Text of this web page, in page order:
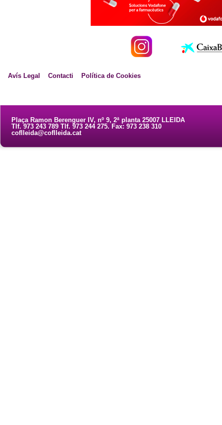
Avís Legal Contacti Política de Cookies
Plaça Ramon Berenguer IV, nº 9, 2ª planta 25007 LLEIDA
Tlf. 973 243 789 Tlf. 973 244 275. Fax: 973 238 310
coflleida@coflleida.cat